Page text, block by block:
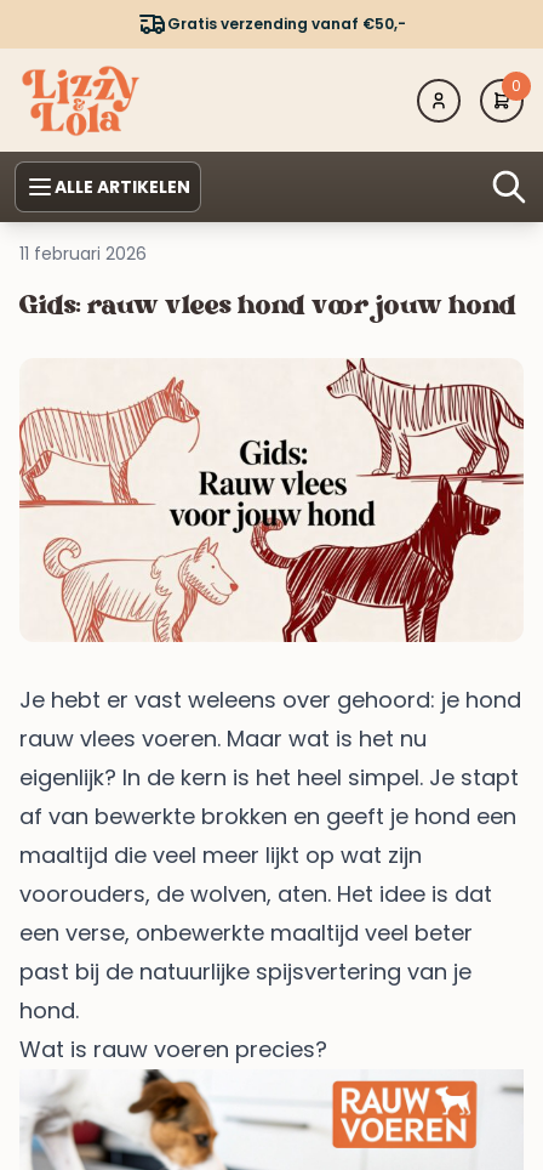
Gratis verzending vanaf €50,-
0
ALLE ARTIKELEN
11 februari 2026
Gids: rauw vlees hond voor jouw hond
Je hebt er vast weleens over gehoord: je hond
rauw vlees voeren. Maar wat is het nu
eigenlijk? In de kern is het heel simpel. Je stapt
af van bewerkte brokken en geeft je hond een
maaltijd die veel meer lijkt op wat zijn
voorouders, de wolven, aten. Het idee is dat
een verse, onbewerkte maaltijd veel beter
past bij de natuurlijke spijsvertering van je
hond.
Wat is rauw voeren precies?